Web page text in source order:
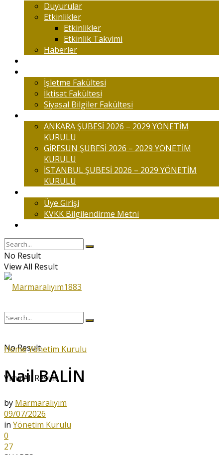
Duyurular
Etkinlikler
Etkinlikler
Etkinlik Takvimi
Haberler
İşletme Fakültesi
İktisat Fakültesi
Siyasal Bilgiler Fakültesi
ANKARA ŞUBESİ 2026 – 2029 YÖNETİM
KURULU
GİRESUN ŞUBESİ 2026 – 2029 YÖNETİM
KURULU
İSTANBUL ŞUBESİ 2026 – 2029 YÖNETİM
KURULU
Üye Girişi
KVKK Bilgilendirme Metni
No Result
View All Result
No Result
View All Result
HomeYönetim Kurulu
Nail BALİN
by Marmaralıyım
09/07/2026
in Yönetim Kurulu
0
27